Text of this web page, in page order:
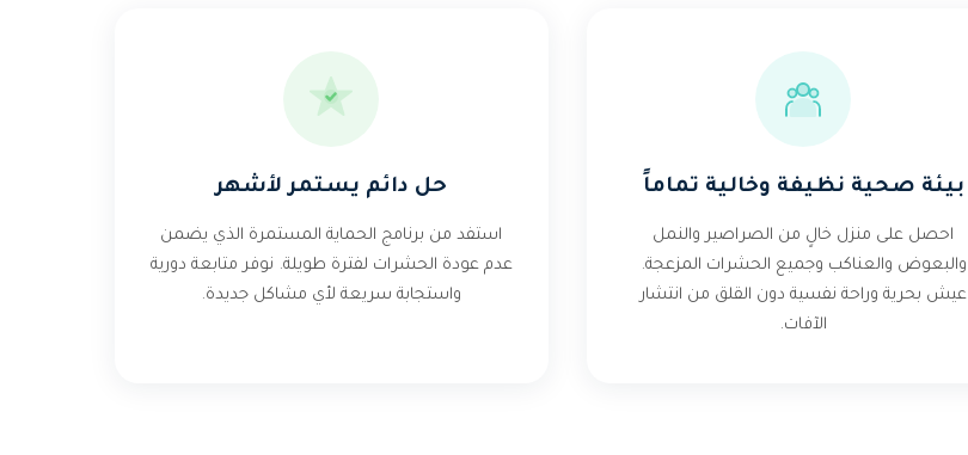
بيئة صحية نظيفة وخالية تماماً
احصل على منزل خالٍ من الصراصير والنمل
والبعوض والعناكب وجميع الحشرات المزعجة.
عيش بحرية وراحة نفسية دون القلق من انتشار
الآفات.
حل دائم يستمر لأشهر
استفد من برنامج الحماية المستمرة الذي يضمن
عدم عودة الحشرات لفترة طويلة. نوفر متابعة دورية
واستجابة سريعة لأي مشاكل جديدة.